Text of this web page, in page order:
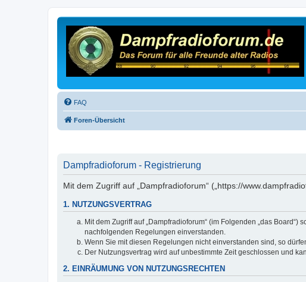
FAQ
Foren-Übersicht
Dampfradioforum - Registrierung
Mit dem Zugriff auf „Dampfradioforum“ („https://
1. NUTZUNGSVERTRAG
Mit dem Zugriff auf „Dampfradioforum“ (im Folgenden „das
nachfolgenden Regelungen einverstanden.
Wenn Sie mit diesen Regelungen nicht einverstanden sind, so
Der Nutzungsvertrag wird auf unbestimmte Zeit geschlossen und
2. EINRÄUMUNG VON NUTZUNGSRECHTEN